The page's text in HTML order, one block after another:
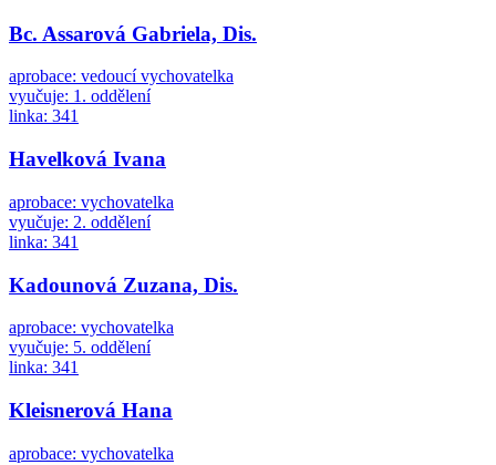
Bc. Assarová Gabriela, Dis.
aprobace: vedoucí vychovatelka
vyučuje: 1. oddělení
linka: 341
Havelková Ivana
aprobace: vychovatelka
vyučuje: 2. oddělení
linka: 341
Kadounová Zuzana, Dis.
aprobace: vychovatelka
vyučuje: 5. oddělení
linka: 341
Kleisnerová Hana
aprobace: vychovatelka